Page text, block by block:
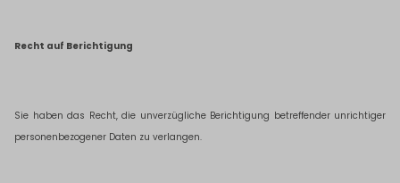
Recht auf Berichtigung
Sie haben das Recht, die unverzügliche Berichtigung betreffender unrichtiger
personenbezogener Daten zu verlangen.